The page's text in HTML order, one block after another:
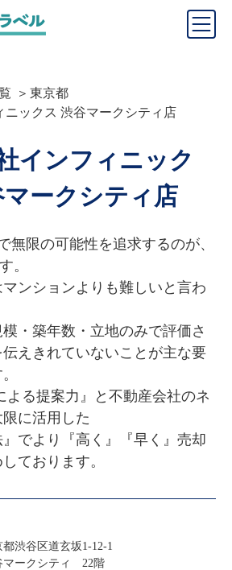
東京都
ニックス 渋谷マークシティ店
インフィニック
マークシティ店
無限の可能性を追求するのが、
。
ンションよりも難しいと言わ
・築年数・立地のみで評価さ
えきれていないことが主な要
よる提案力』と不動産会社のネ
に活用した
』でより『高く』『早く』売却
ております。
都渋谷区道玄坂1-12-1
マークシティ 22階